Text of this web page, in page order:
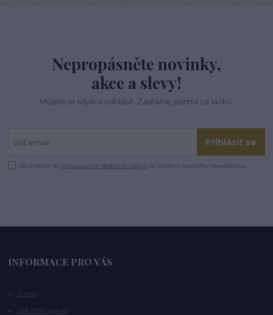
Nepropásněte novinky,
akce a slevy!
Můžete se kdykoli odhlásit. Zasíláme jednou za 14 dní.
Přihlásit se
Souhlasím se zpracováním osobních údajů za účelem rozesílky newsletteru.
INFORMACE PRO VÁS
O nás
Jak nakupovat